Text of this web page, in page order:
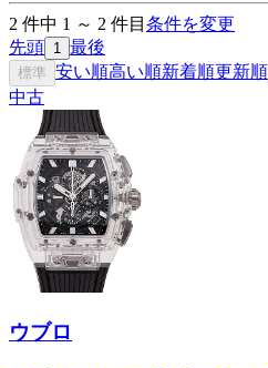
2 件中 1 ～ 2 件目 条件を変更
先頭 1 最後
標準 安い順高い順新着順更新順
中古
ウブロ